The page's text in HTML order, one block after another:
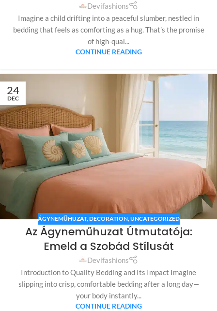
Devifashions
Imagine a child drifting into a peaceful slumber, nestled in
bedding that feels as comforting as a hug. That’s the promise
of high-qual...
CONTINUE READING
24
DEC
ÁGYNEMŰHUZAT, DECORATION, UNCATEGORIZED
Az Ágyneműhuzat Útmutatója:
Emeld a Szobád Stílusát
Devifashions
Introduction to Quality Bedding and Its Impact Imagine
slipping into crisp, comfortable bedding after a long day—
your body instantly...
CONTINUE READING